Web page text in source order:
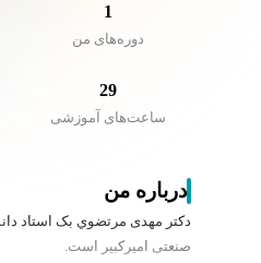
1
دوره‌های من
29
ساعت‌های آموزشی
درباره من
دکتر مهدی مرتضوي بک استاد
صنعتی امیرکبیر است.